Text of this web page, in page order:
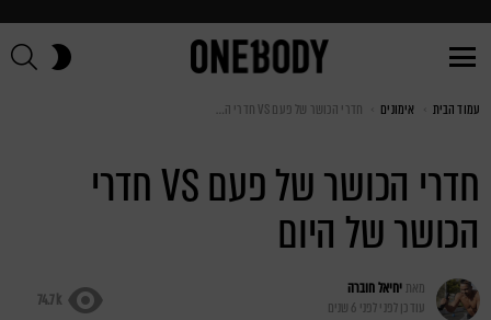
SKIN
You are here:
עמוד הבית אימונים חדרי הכושר של פעם VS חדרי הכושר של היום
חדרי הכושר של פעם VS חדרי
הכושר של היום
מאתיחיאל חוברה
עודכן לפנילפני 6 שנים 74.7k